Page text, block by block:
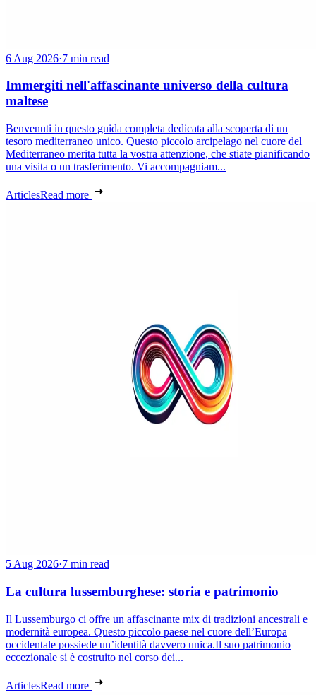
6 Aug 2026·7 min read
Immergiti nell'affascinante universo della cultura
maltese
Benvenuti in questo guida completa dedicata alla scoperta di un
tesoro mediterraneo unico. Questo piccolo arcipelago nel cuore del
Mediterraneo merita tutta la vostra attenzione, che stiate pianificando
una visita o un trasferimento. Vi accompagniam...
ArticlesRead more
5 Aug 2026·7 min read
La cultura lussemburghese: storia e patrimonio
Il Lussemburgo ci offre un affascinante mix di tradizioni ancestrali e
modernità europea. Questo piccolo paese nel cuore dell’Europa
occidentale possiede un’identità davvero unica.Il suo patrimonio
eccezionale si è costruito nel corso dei...
ArticlesRead more